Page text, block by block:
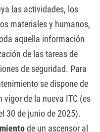
las actividades, los
materiales y humanos,
aquella información
de las tareas de
de seguridad. Para
se dispone de
vigor de la nueva ITC (es
30 de junio de 2025).
de un ascensor al